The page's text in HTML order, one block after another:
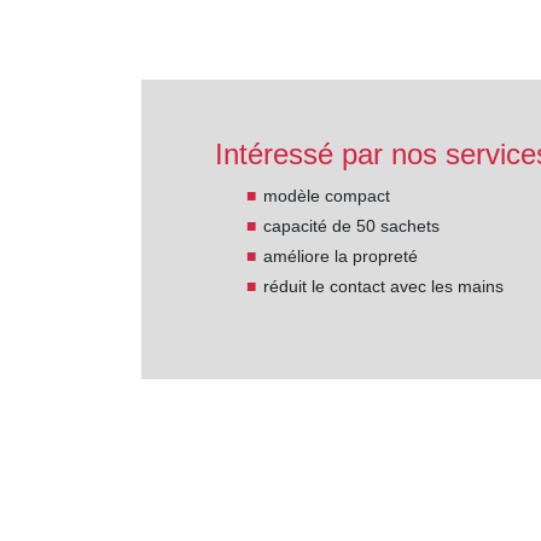
Intéressé par nos
modèle compact
capacité de 50 sachets
améliore la propreté
réduit le contact avec les mains